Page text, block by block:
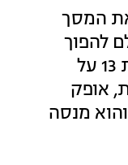
המסך
להפוך
לשחקן המצליח ביותר בספורט דמוי ספורט. בפרמיירת הסרט, רובין סיפר לרשת 13 על
אופק
מנסה